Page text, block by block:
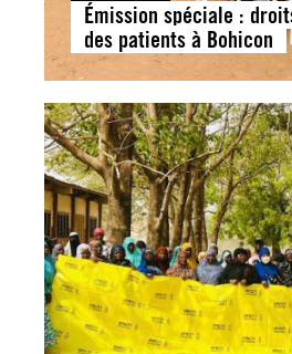
Émission spéciale :
des patients à Bohicon